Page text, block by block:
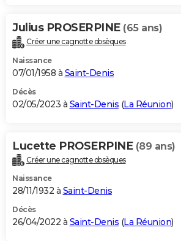
Julius PROSERPINE (65 ans)
Créer une cagnotte obsèques
Naissance
07/01/1958 à Saint-Denis
Décès
02/05/2023 à Saint-Denis (La Réunion)
Lucette PROSERPINE (89 ans)
Créer une cagnotte obsèques
Naissance
28/11/1932 à Saint-Denis
Décès
26/04/2022 à Saint-Denis (La Réunion)